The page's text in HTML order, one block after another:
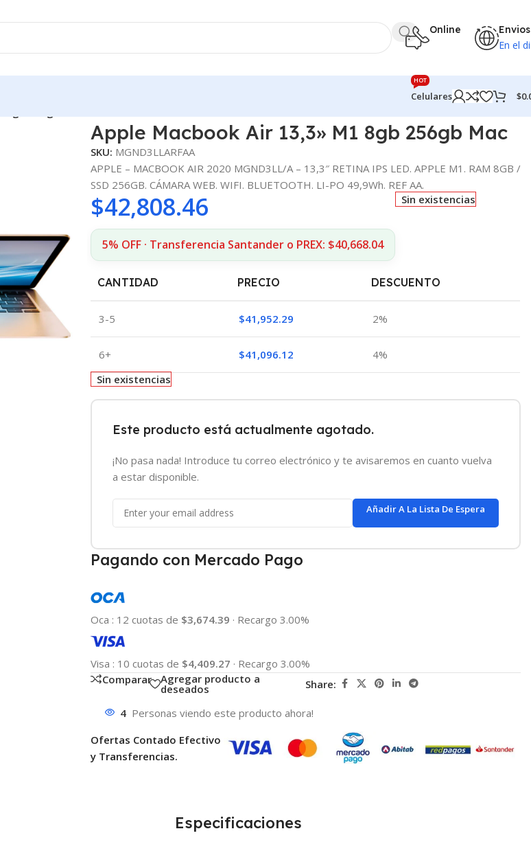
Online Envios
En el
Celulares
HOT
$
Apple Macbook Air 13,3» M1 8gb 256gb Mac
SKU: MGND3LLARFAA
APPLE – MACBOOK AIR 2020 MGND3LL/A – 13,3″ RETINA IPS LED. APPLE M1. RAM 8GB /
SSD 256GB. CÁMARA WEB. WIFI. BLUETOOTH. LI-PO 49,9Wh. REF AA.
$42,808.46
5% OFF · Transferencia Santander o PREX: $40,668.04
Sin existencias
CANTIDAD PRECIO DESCUENTO
3-5 $41,952.29 2%
6+ $41,096.12
4%
Sin existencias
Este producto está actualmente agotado.
¡No pasa nada! Introduce tu correo electrónico y te avisaremos en cuanto vuelva
a estar disponible.
Añadir A La Lista De Espera
Pagando con Mercado Pago
Oca : 12 cuotas de $3,674.39 · Recargo 3.00%
Visa : 10 cuotas de $4,409.27 · Recargo 3.00%
Comparar
Agregar producto a
deseados Share:
4 Personas viendo este producto ahora!
Ofertas Contado Efectivo
y Transferencias.
Especificaciones